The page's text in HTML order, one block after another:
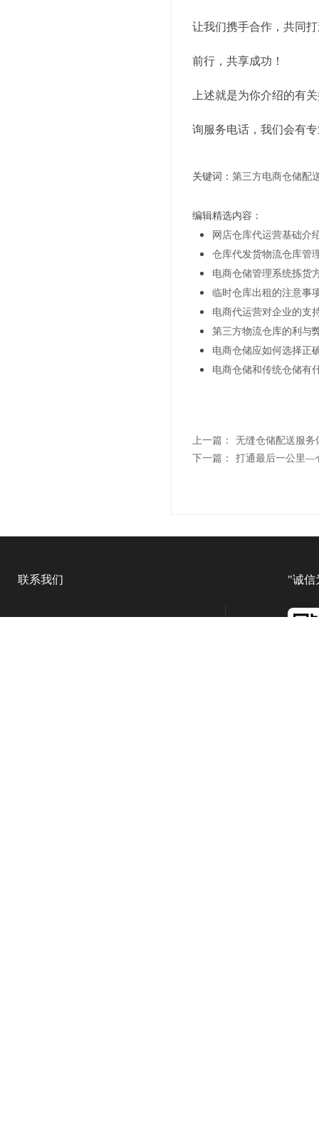
让我们携手合作，共同
前行，共享成功！
上述就是为你介绍的有关
询服务电话，我们会有
关键词： 第三方电商仓储配
编辑精选内容：
网店仓库代运营基础介
仓库代发货物流仓库管
电商仓储管理系统拣货
临时仓库出租的注意事
电商代运营对企业的支
第三方物流仓库的利与
电商仓储应如何选择正
电商仓储和传统仓储有
上一篇：
无缝仓储配送服
下一篇：
打通最后一公里—
021-6839 6819
联系我们 "诚信